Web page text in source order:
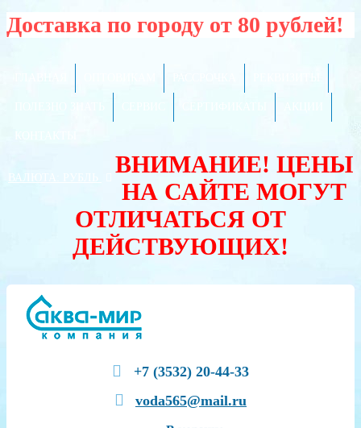
Доставка по городу от 80 рублей!
ВАЛЮТА:
ВНИМАНИЕ! ЦЕНЫ
НА САЙТЕ МОГУТ
ОТЛИЧАТЬСЯ ОТ
ДЕЙСТВУЮЩИХ!
+7 (3532) 20-44-33
voda565@mail.ru